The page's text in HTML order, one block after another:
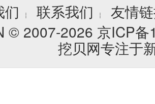
们
┊ 联系我们 ┊
友情
© 2007-2026 京ICP
挖贝网专注于